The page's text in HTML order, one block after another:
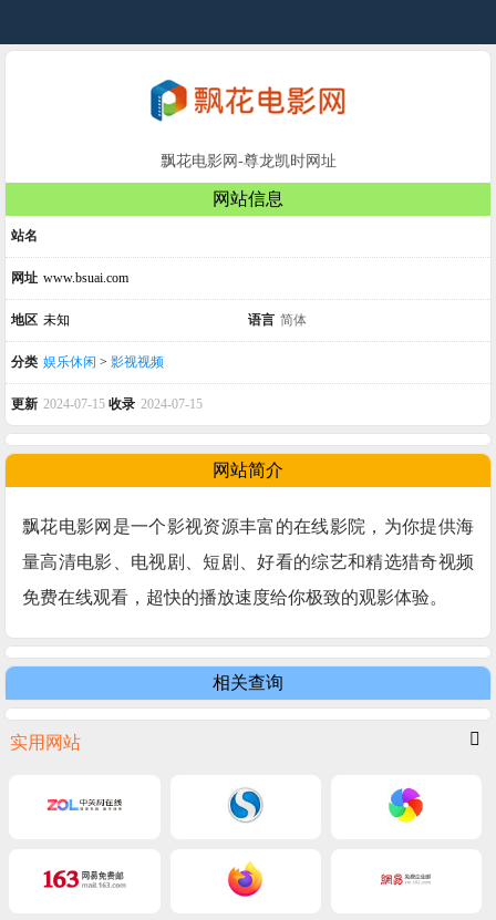
飘花电影网-尊龙凯时网址
网站信息
站名
网址 www.bsuai.com
地区 未知 语言 简体
分类 娱乐休闲 > 影视视频
更新 2024-07-15 收录 2024-07-15
网站简介
飘花电影网是一个影视资源丰富的在线影院，为你提供海
量高清电影、电视剧、短剧、好看的综艺和精选猎奇视频
免费在线观看，超快的播放速度给你极致的观影体验。
相关查询
实用网站